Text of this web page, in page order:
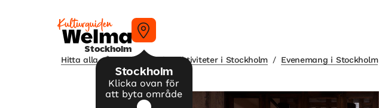
Stockholm
Stockholm
Klicka ovan för
att byta område
Hitta alla våra tips på kulturaktiviteter i Stockholm / Evenemang i Stockholm